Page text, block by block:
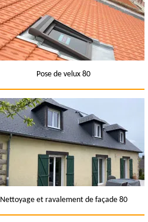
Pose de velux 80
Nettoyage et ravalement de façade 80